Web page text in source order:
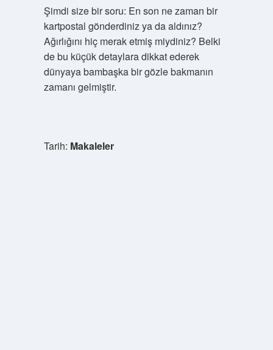
Şimdi size bir soru: En son ne zaman bir
kartpostal gönderdiniz ya da aldınız?
Ağırlığını hiç merak etmiş miydiniz? Belki
de bu küçük detaylara dikkat ederek
dünyaya bambaşka bir gözle bakmanın
zamanı gelmiştir.
Tarih: Makaleler